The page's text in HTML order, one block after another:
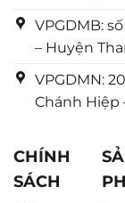
VPGDMB:
– Huyện
VPGDMN:
Chánh Hiệp
CHÍNH
SÁCH